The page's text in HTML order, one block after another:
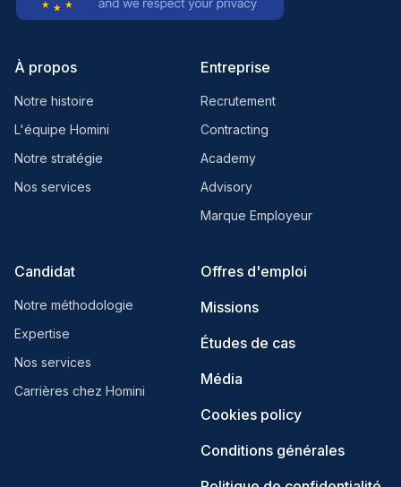
À propos
Notre histoire
L'équipe Homini
Notre stratégie
Nos services
Entreprise
Recrutement
Contracting
Academy
Advisory
Marque Employeur
Candidat
Notre méthodologie
Expertise
Nos services
Carrières chez Homini
Offres d'emploi
Missions
Études de cas
Média
Cookies policy
Conditions générales